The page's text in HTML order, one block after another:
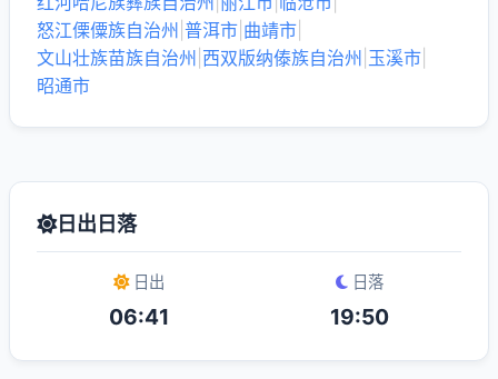
怒江傈僳族自治州 普洱市 曲靖市
文山壮族苗族自治州 西双版纳傣族自治州 玉溪市
昭通市
日出日落
日出
06:41
日落
19:50